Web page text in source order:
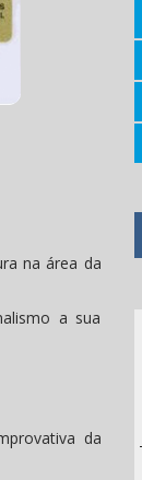
na área da
a sua
da